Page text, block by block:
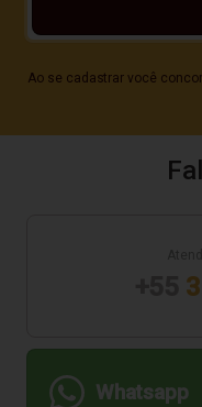
Ao se cadastrar você
Whatsapp